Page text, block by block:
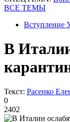
ВСЕ ТЕМЫ
Вступление
В
Текст: Расенко
0
2402